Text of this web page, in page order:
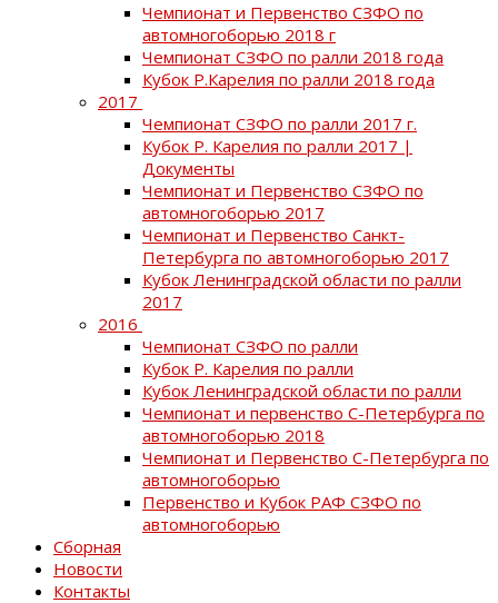
Чемпионат и Первенство СЗФО по
автомногоборью 2018 г
Чемпионат СЗФО по ралли 2018 года
Кубок Р.Карелия по ралли 2018 года
2017
Чемпионат СЗФО по ралли 2017 г.
Кубок Р. Карелия по ралли 2017 |
Документы
Чемпионат и Первенство СЗФО по
автомногоборью 2017
Чемпионат и Первенство Санкт-
Петербурга по автомногоборью 2017
Кубок Ленинградской области по ралли
2017
2016
Чемпионат СЗФО по ралли
Кубок Р. Карелия по ралли
Кубок Ленинградской области по ралли
Чемпионат и первенство С-Петербурга по
автомногоборью 2018
Чемпионат и Первенство С-Петербурга по
автомногоборью
Первенство и Кубок РАФ СЗФО по
автомногоборью
Сборная
Новости
Контакты